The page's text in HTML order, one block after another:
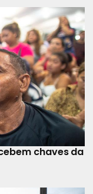
chaves da